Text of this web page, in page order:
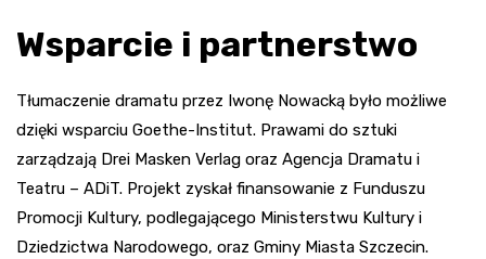
Wsparcie i partnerstwo
Tłumaczenie dramatu przez Iwonę Nowacką było możliwe
dzięki wsparciu Goethe-Institut. Prawami do sztuki
zarządzają Drei Masken Verlag oraz Agencja Dramatu i
Teatru – ADiT. Projekt zyskał finansowanie z Funduszu
Promocji Kultury, podlegającego Ministerstwu Kultury i
Dziedzictwa Narodowego, oraz Gminy Miasta Szczecin.